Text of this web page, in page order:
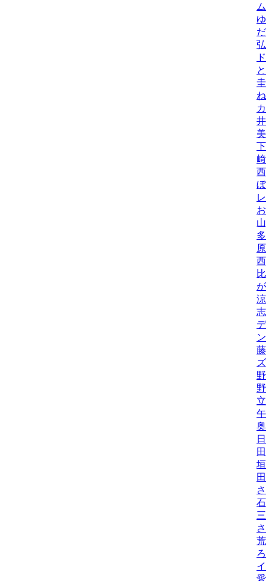
ム
ゆ
だ
弘
ド
と
圭/
ね
カ
井
美/
下
﨑
西
ぼ/
レ
お
山
多
原
西
比
が
涼/
志
デ
ン
藤
ズ
野
野
立
午
奥
日
田
垣
田
さ
石
三
さ
荒
ろ
イ